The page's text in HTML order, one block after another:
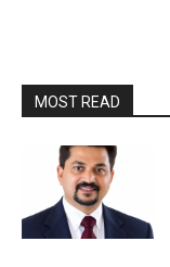
MOST READ